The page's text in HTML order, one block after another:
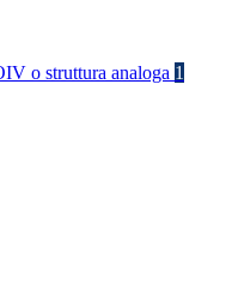
o struttura analoga 1